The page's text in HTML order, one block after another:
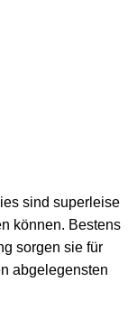
sind superleise
können. Bestens
sorgen sie für
abgelegensten